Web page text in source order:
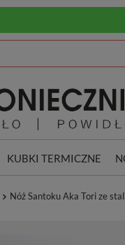
KUBKI TERMICZNE
Nóż Santoku Aka Tori ze